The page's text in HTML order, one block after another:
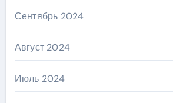
Сентябрь 2024
Август 2024
Июль 2024